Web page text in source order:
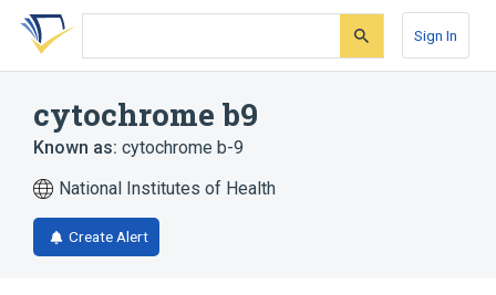
Skip
search
Skip
Skip
account
Sign In
cytochrome b9
Known as: cytochrome b-9
National Institutes of Health
Create Alert